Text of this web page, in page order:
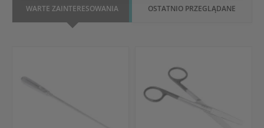
WARTE ZAINTERESOWANIA OSTATNIO PRZEGLĄDANE